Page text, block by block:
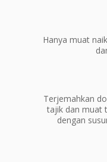
Hanya muat
Terjemahkan
tajik dan muat
dengan